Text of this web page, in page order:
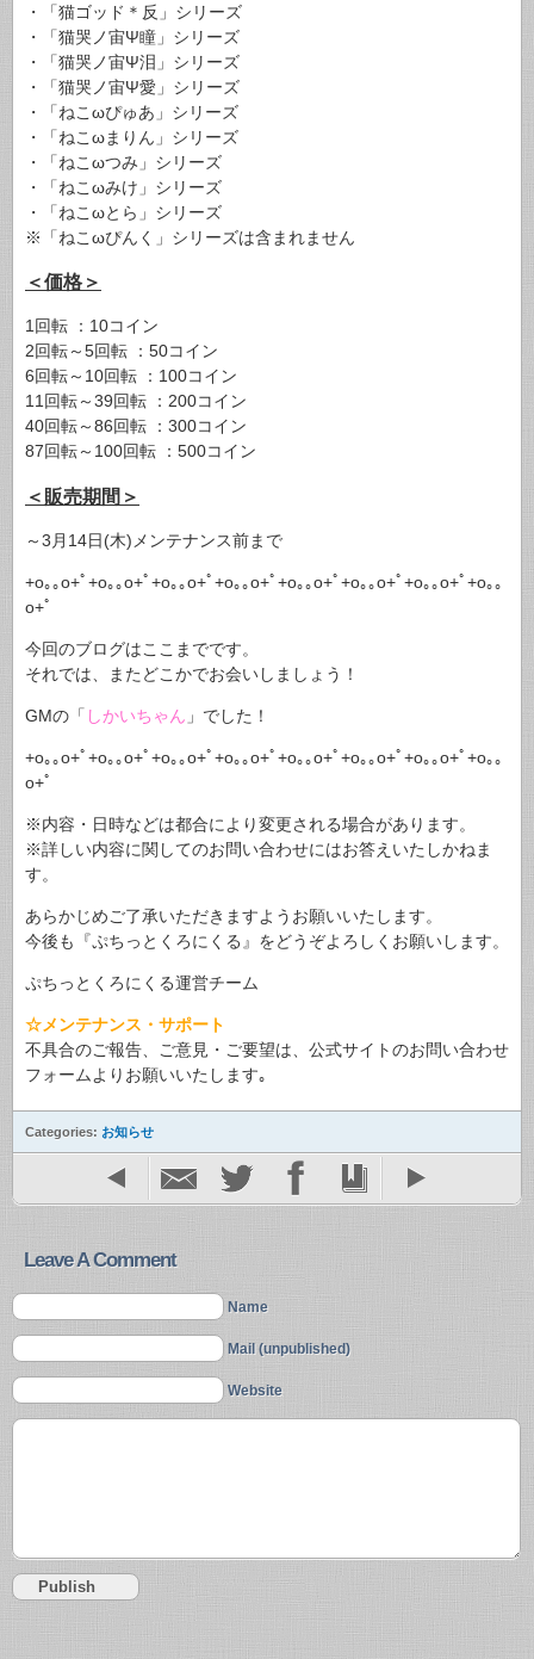
・「猫ゴッド＊反」シリーズ
・「猫哭ノ宙Ψ瞳」シリーズ
・「猫哭ノ宙Ψ泪」シリーズ
・「猫哭ノ宙Ψ愛」シリーズ
・「ねこωぴゅあ」シリーズ
・「ねこωまりん」シリーズ
・「ねこωつみ」シリーズ
・「ねこωみけ」シリーズ
・「ねこωとら」シリーズ
※「ねこωぴんく」シリーズは含まれません
＜価格＞
1回転 ：10コイン
2回転～5回転 ：50コイン
6回転～10回転 ：100コイン
11回転～39回転 ：200コイン
40回転～86回転 ：300コイン
87回転～100回転 ：500コイン
＜販売期間＞
～3月14日(木)メンテナンス前まで
+o｡｡o+ﾟ+o｡｡o+ﾟ+o｡｡o+ﾟ+o｡｡o+ﾟ+o｡｡o+ﾟ+o｡｡o+ﾟ+o｡｡o+ﾟ+o｡｡
o+ﾟ
今回のブログはここまでです。
それでは、またどこかでお会いしましょう！
GMの「 しかいちゃん 」でした！
+o｡｡o+ﾟ+o｡｡o+ﾟ+o｡｡o+ﾟ+o｡｡o+ﾟ+o｡｡o+ﾟ+o｡｡o+ﾟ+o｡｡o+ﾟ+o｡｡
o+ﾟ
※内容・日時などは都合により変更される場合があります。
※詳しい内容に関してのお問い合わせにはお答えいたしかねま
す。
あらかじめご了承いただきますようお願いいたします。
今後も『ぷちっとくろにくる』をどうぞよろしくお願いします。
ぷちっとくろにくる運営チーム
☆メンテナンス・サポート
不具合のご報告、ご意見・ご要望は、公式サイトのお問い合わせ
フォームよりお願いいたします｡
Categories: お知らせ
Leave A Comment
Name
Mail (unpublished)
Website